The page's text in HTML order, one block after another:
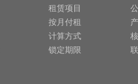
租赁项目
按月付租
计算方式
锁定期限